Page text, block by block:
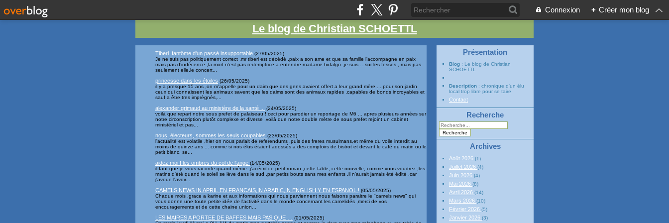
Connexion + Créer mon blog
Le blog de Christian SCHOETTL
Tiberi ,fantôme d'un passé insupportable (27/05/2025)
Je ne suis pas politiquement correct ,mr tiberi est décédé ,paix a son ame et que sa famille l’accompagne en paix
mais pas d’indécence ,la mort n’est pas redemptrice,a entendre madame hidalgo ,je suis …sur les fesses , mais pas
seulement elle,le concert...
princesse dans les étoiles (26/05/2025)
il y a presque 15 ans ,on m'appelle pour un daim que des gens avaient offert a leur grand mère.....pour son jardin
ceux qui connaissent les animaux savent que les daims sont des animaux rapides ,capables de bonds incroyables et
sauf a être tres imprégnés,...
alexander grimaud au ministère de la santé ... (24/05/2025)
voilà que repart notre sous prefet de palaiseau ! ceci pour parodier un reportage de M6 ... apres plusieurs années sur
notre circonscription plutôt complexe et diverse ,voilà que notre double mètre de sous prefet rejoint un cabinet
ministériel et pas...
nous, électeurs, sommes les seuls coupables (23/05/2025)
l'actualité est volatile ,hier on nous parlait de referendums ,puis des freres musulmans,et même du voile interdit au
moins de quinze ans ... comme si nos élus étaient adossés a des comptoirs de bistrot et devant le café du matin ou le
petit blanc, se...
aidez moi ! les ombres du col de l'ange (14/05/2025)
il faut que je vous raconte quand même ,j'ai écrit ce petit roman ,cette fable, cette nouvelle, comme vous voudrez ,les
matins d'été quand le soleil se léve dans le sud ,par petits bouts sans mes enfants ,il n'aurait jamais été édité ,car
j'avoue l'avoir...
CAMELS NEWS IN APRIL EN FRANCAIS,IN ARABIC,IN ENGLISH Y EN ESPANOL ! (05/05/2025)
Chaque mois ,grace a karine et aux informations qui nous parviennent nous faisons paraitre le "camels news" qui
vous donne une toute petite idée de l'activité dans le monde concernant les camelidés ,merci de vos
encouragements et de cette chaine union...
LES MAIRES A PORTEE DE BAFFES MAIS PAS QUE … (01/05/2025)
Présentation
Blog : Le blog de Christian
SCHOETTL
Description : chronique d'un élu
local trop libre pour se taire
Contact
Recherche
Archives
Août 2026 (1)
Juillet 2026 (4)
Juin 2026 (4)
Mai 2026 (8)
Avril 2026 (14)
Mars 2026 (10)
Février 2026 (5)
Janvier 2026 (3)